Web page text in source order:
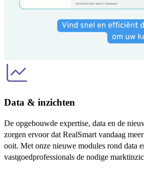
Data & inzichten
De opgebouwde expertise, data en de
zorgen ervoor dat RealSmart vandaag
ooit. Met onze nieuwe modules rond data
vastgoedprofessionals de nodige